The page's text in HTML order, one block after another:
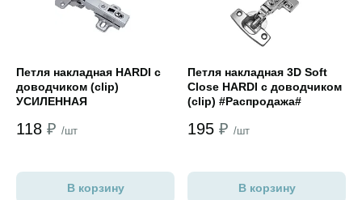
Петля накладная HARDI с
доводчиком (clip)
УСИЛЕННАЯ
118 ₽ /шт
В корзину
Петля накладная 3D Soft
Close HARDI с доводчиком
(clip) #Распродажа#
195 ₽ /шт
В корзину